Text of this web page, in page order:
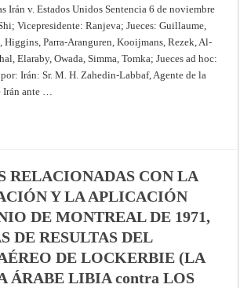
PETROLERAS
(LA
REPÚBLICA
ISLÁMICA
DEL
IRÁN
contra
los
ESTADOS
UNIDOS
noviembre
2003
–
Corte
Internacional
de
Justicia
Irán v. Estados Unidos Sentencia 6 de noviembre
Vicepresidente: Ranjeva; Jueces: Guillaume,
Higgins, Parra-Aranguren, Kooijmans, Rezek, Al-
Elaraby, Owada, Simma, Tomka; Jueces ad hoc:
Irán: Sr. M. H. Zahedin-Labbaf, Agente de la
ante …
RELACIONADAS CON LA
Y LA APLICACIÓN
DE MONTREAL DE 1971,
DE RESULTAS DEL
DE LOCKERBIE (LA
ÁRABE LIBIA contra LOS